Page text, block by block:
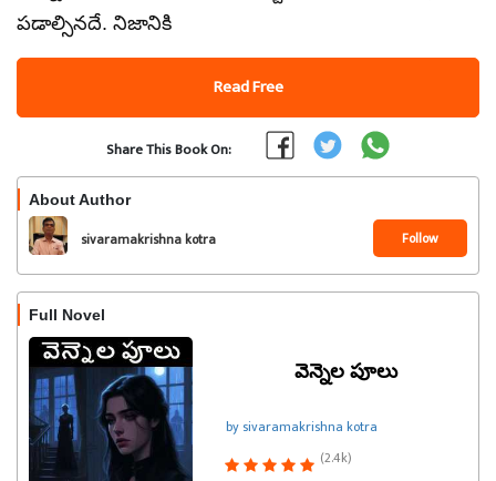
పడాల్సినదే. నిజానికి
Read Free
Share This Book On:
About Author
sivaramakrishna kotra Follow
Full Novel
వెన్నెల పూలు
by sivaramakrishna kotra
(2.4k)